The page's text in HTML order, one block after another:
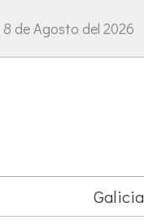
de Agosto del 2026
Galicia